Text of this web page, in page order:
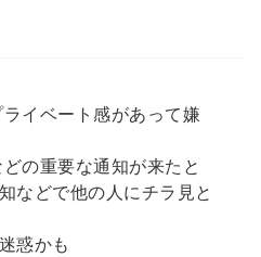
イベート感があって嫌
の重要な通知が来たと
などで他の人にチラ見と
惑かも